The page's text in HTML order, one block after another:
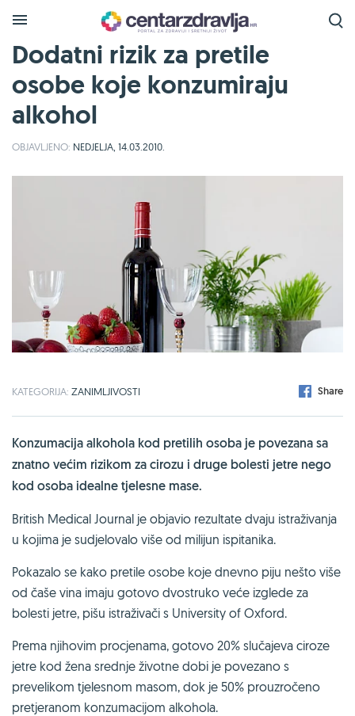
Dodatni rizik za pretile
osobe koje konzumiraju
alkohol
OBJAVLJENO: NEDJELJA, 14.03.2010.
KATEGORIJA: ZANIMLJIVOSTI Share
Konzumacija alkohola kod pretilih osoba je povezana sa
znatno većim rizikom za cirozu i druge bolesti jetre nego
kod osoba idealne tjelesne mase.
British Medical Journal je objavio rezultate dvaju istraživanja
u kojima je sudjelovalo više od milijun ispitanika.
Pokazalo se kako pretile osobe koje dnevno piju nešto više
od čaše vina imaju gotovo dvostruko veće izglede za
bolesti jetre, pišu istraživači s University of Oxford.
Prema njihovim procjenama, gotovo 20% slučajeva ciroze
jetre kod žena srednje životne dobi je povezano s
prevelikom tjelesnom masom, dok je 50% prouzročeno
pretjeranom konzumacijom alkohola.